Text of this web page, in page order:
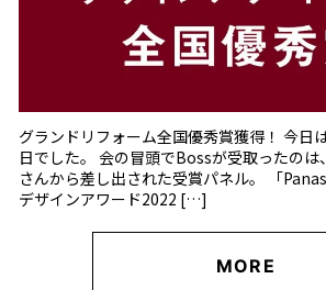
グランドリフォーム全国優秀賞獲得！ 今日
日でした。 会の冒頭でBossが受取ったの
さんから差し出された受賞パネル。 「
デザインアワード2022 […]
MORE